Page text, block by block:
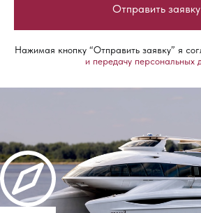
Отправить заявку
Нажимая кнопку “Отправить заявку” я
и передачу персональных